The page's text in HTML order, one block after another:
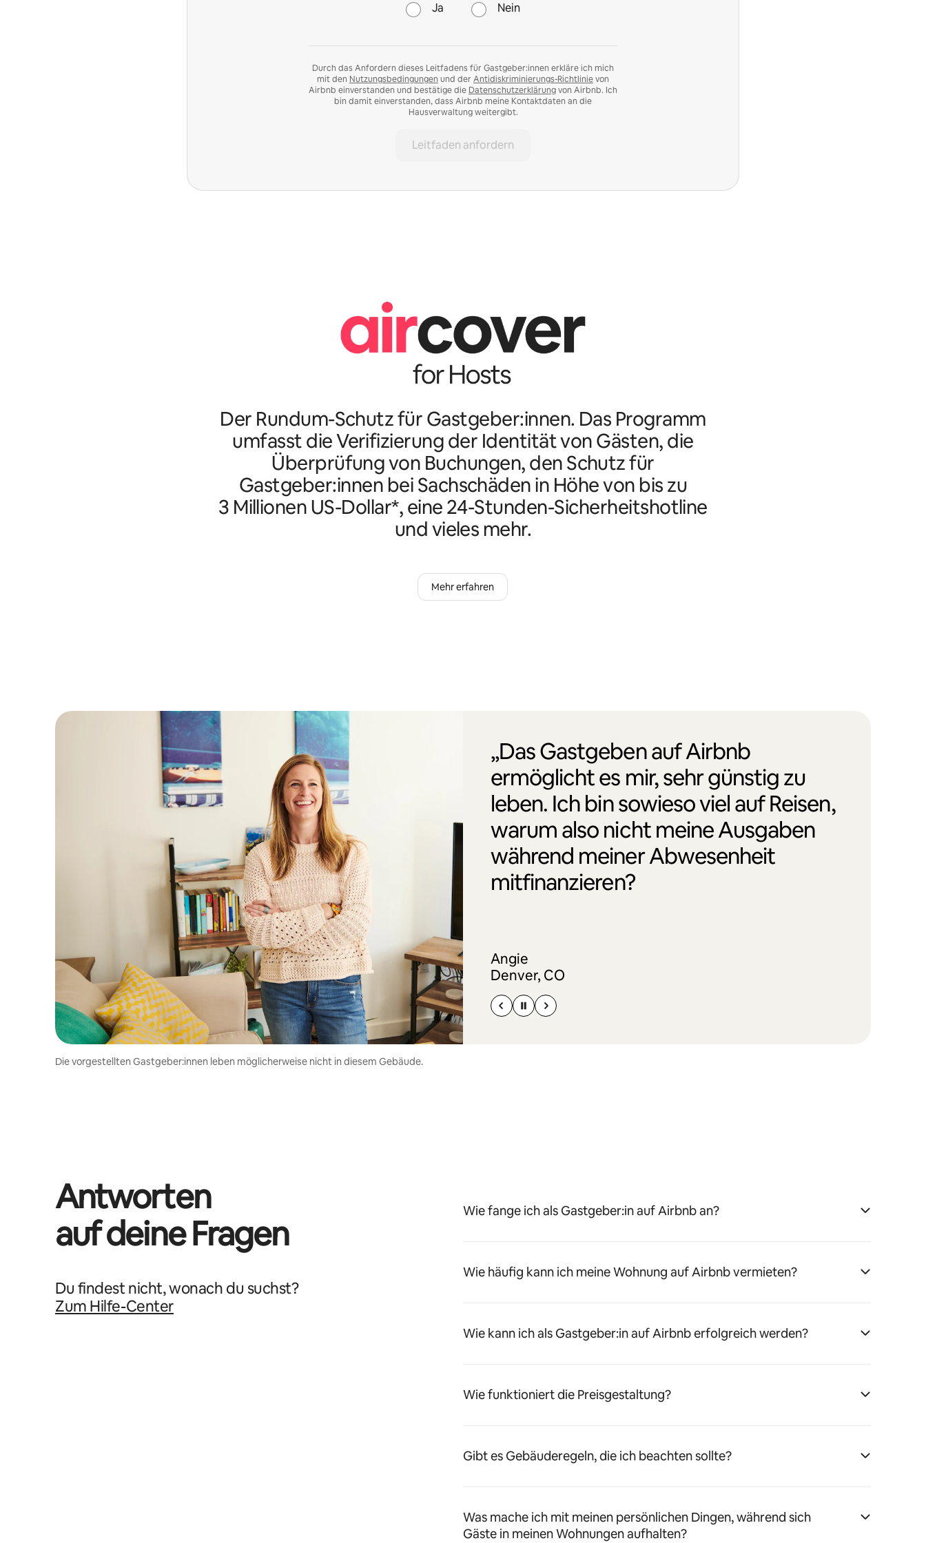
Ja Nein
Durch das Anfordern dieses Leitfadens für Gastgeber:innen erkläre ich mich
mit den Nutzungsbedingungen und der Antidiskriminierungs-Richtlinievon
Airbnb einverstanden und bestätige die Datenschutzerklärungvon Airbnb. Ich
bin damit einverstanden, dass Airbnb meine Kontaktdaten an die
Hausverwaltung weitergibt.
Leitfaden anfordern
Der Rundum-Schutz für Gastgeber:innen. Das Programm
umfasst die Verifizierung der Identität von Gästen, die
Überprüfung von Buchungen, den Schutz für
Gastgeber:innen bei Sachschäden in Höhe von bis zu
3 Millionen US-Dollar*, eine 24-Stunden-Sicherheitshotline
und vieles mehr.
Mehr erfahren
„Das Gastgeben auf Airbnb
ermöglicht es mir, sehr günstig zu
leben. Ich bin sowieso viel auf Reisen,
warum also nicht meine Ausgaben
während meiner Abwesenheit
mitfinanzieren?
Angie
Denver, CO
Die vorgestellten Gastgeber:innen leben möglicherweise nicht in diesem Gebäude.
Antworten
auf deine Fragen
Du findest nicht, wonach du suchst?
Zum Hilfe-Center
Wie fange ich als Gastgeber:in auf Airbnb an?
Wie häufig kann ich meine Wohnung auf Airbnb vermieten?
Wie kann ich als Gastgeber:in auf Airbnb erfolgreich werden?
Wie funktioniert die Preisgestaltung?
Gibt es Gebäuderegeln, die ich beachten sollte?
Was mache ich mit meinen persönlichen Dingen, während sich
Gäste in meinen Wohnungen aufhalten?